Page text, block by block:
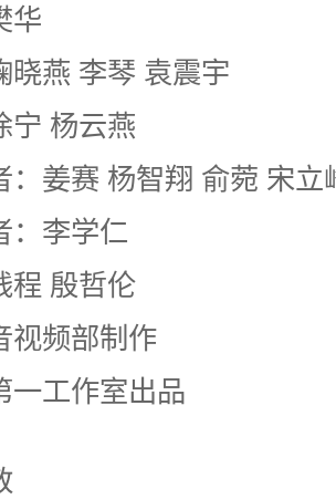
燕 李琴 袁震宇
杨云燕
姜赛 杨智翔 俞菀 宋立
李学仁
殷哲伦
频部制作
工作室出品